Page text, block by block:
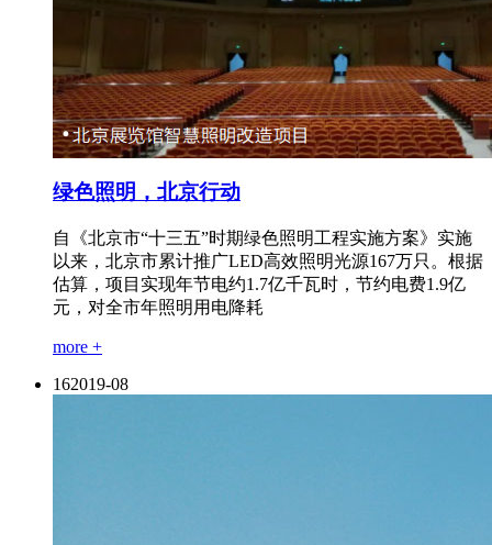
绿色照明，北京行动
自《北京市“十三五”时期绿色照明工程实施方案》实施
以来，北京市累计推广LED高效照明光源167万只。根据
估算，项目实现年节电约1.7亿千瓦时，节约电费1.9亿
元，对全市年照明用电降耗
more +
162019-08